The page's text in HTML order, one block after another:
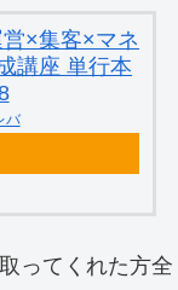
×集客×マネ
講座 単行本
バ
ってくれた方全